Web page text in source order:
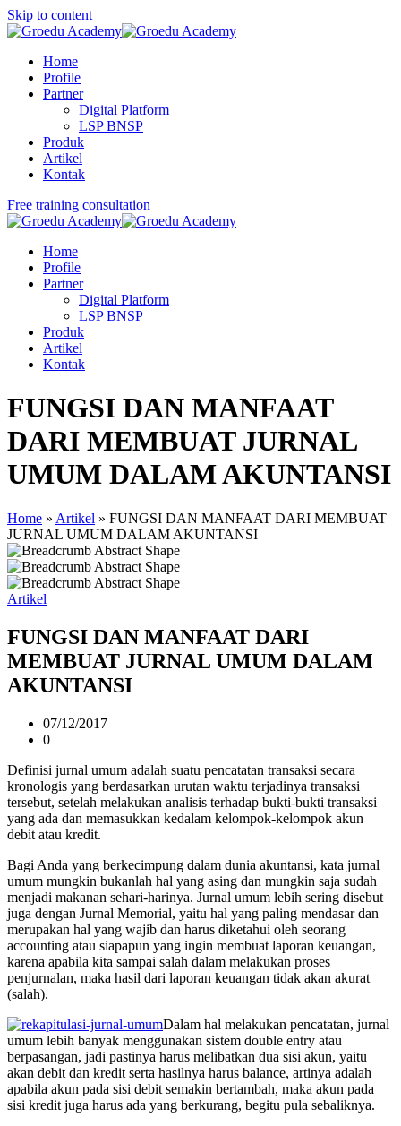
Skip to content
Home
Profile
Partner
Digital Platform
LSP BNSP
Produk
Artikel
Kontak
Free training consultation
Home
Profile
Partner
Digital Platform
LSP BNSP
Produk
Artikel
Kontak
FUNGSI DAN MANFAAT
DARI MEMBUAT JURNAL
UMUM DALAM AKUNTANSI
Home » Artikel » FUNGSI DAN MANFAAT DARI MEMBUAT
JURNAL UMUM DALAM AKUNTANSI
Artikel
FUNGSI DAN MANFAAT DARI
MEMBUAT JURNAL UMUM DALAM
AKUNTANSI
07/12/2017
0
Definisi jurnal umum adalah suatu pencatatan transaksi secara
kronologis yang berdasarkan urutan waktu terjadinya transaksi
tersebut, setelah melakukan analisis terhadap bukti-bukti transaksi
yang ada dan memasukkan kedalam kelompok-kelompok akun
debit atau kredit.
Bagi Anda yang berkecimpung dalam dunia akuntansi, kata jurnal
umum mungkin bukanlah hal yang asing dan mungkin saja sudah
menjadi makanan sehari-harinya. Jurnal umum lebih sering disebut
juga dengan Jurnal Memorial, yaitu hal yang paling mendasar dan
merupakan hal yang wajib dan harus diketahui oleh seorang
accounting atau siapapun yang ingin membuat laporan keuangan,
karena apabila kita sampai salah dalam melakukan proses
penjurnalan, maka hasil dari laporan keuangan tidak akan akurat
(salah).
Dalam hal melakukan pencatatan, jurnal
umum lebih banyak menggunakan sistem double entry atau
berpasangan, jadi pastinya harus melibatkan dua sisi akun, yaitu
akan debit dan kredit serta hasilnya harus balance, artinya adalah
apabila akun pada sisi debit semakin bertambah, maka akun pada
sisi kredit juga harus ada yang berkurang, begitu pula sebaliknya.